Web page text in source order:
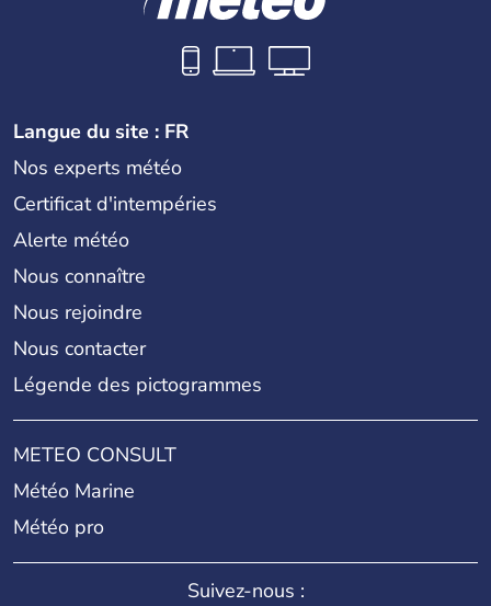
Langue du site : FR
Nos experts météo
Certificat d'intempéries
Alerte météo
Nous connaître
Nous rejoindre
Nous contacter
Légende des pictogrammes
METEO CONSULT
Météo Marine
Météo pro
Suivez-nous :